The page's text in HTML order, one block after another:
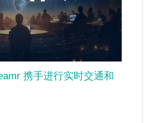
携手进行实时交通和